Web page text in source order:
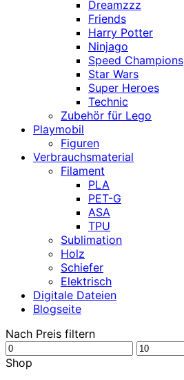
Dreamzzz
Friends
Harry Potter
Ninjago
Speed Champions
Star Wars
Super Heroes
Technic
Zubehör für Lego
Playmobil
Figuren
Verbrauchsmaterial
Filament
PLA
PET-G
ASA
TPU
Sublimation
Holz
Schiefer
Elektrisch
Digitale Dateien
Blogseite
Nach Preis filtern
Min.
Preis
Max.
Shop